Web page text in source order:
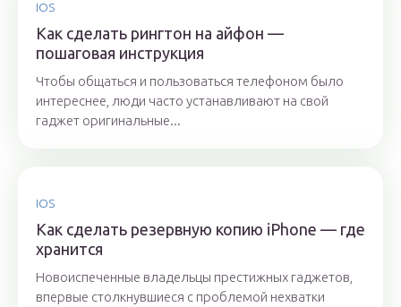
IOS
Как сделать рингтон на айфон —
пошаговая инструкция
Чтобы общаться и пользоваться телефоном было
интереснее, люди часто устанавливают на свой
гаджет оригинальные...
IOS
Как сделать резервную копию iPhone — где
хранится
Новоиспеченные владельцы престижных гаджетов,
впервые столкнувшиеся с проблемой нехватки